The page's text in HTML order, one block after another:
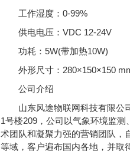
工作湿度：0-99%
供电电压：VDC 12-24V
功耗：5W(带加热10W)
外形尺寸：280×150×150
公司介绍
山东风途物联网科技有限公
1号楼209，公司以气象环境监
术团队和凝聚力强的营销团队，
等域，客户遍布国内各地，并取